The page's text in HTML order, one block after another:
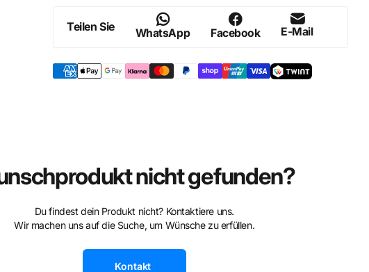
Teilen Sie WhatsApp Facebook E-Mail
nicht gefunden?
Du findest dein Produkt nicht? Kontaktiere uns.
Wir machen uns auf die Suche, um Wünsche zu erfüllen.
Kontakt